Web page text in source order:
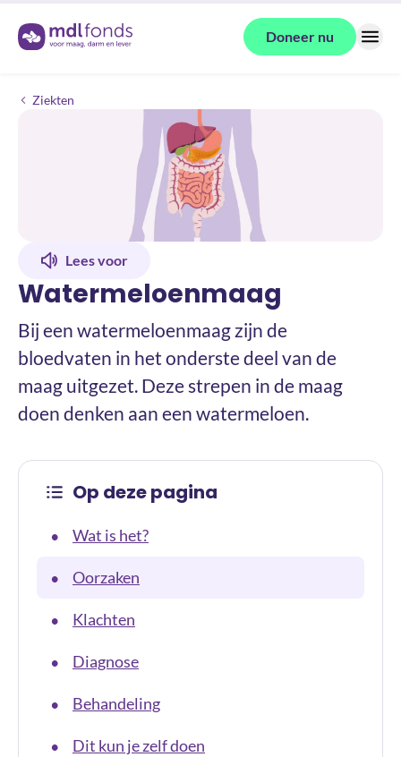
Terug naar de homepage Doneer nu
Ziekten
Watermeloenmaag
Lees voor
Watermeloenmaag
Bij een watermeloenmaag zijn de
bloedvaten in het onderste deel van de
maag uitgezet. Deze strepen in de maag
doen denken aan een watermeloen.
Op deze pagina
• Wat is het?
• Oorzaken
• Klachten
• Diagnose
• Behandeling
• Dit kun je zelf doen